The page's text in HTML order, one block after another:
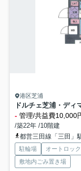
港区芝浦
ドルチェ芝浦・ディ
- 管理/共益費10,000
/築22年 /10階建
都営三田線「三田」
駐輪場 オートロック
敷地内ごみ置き場